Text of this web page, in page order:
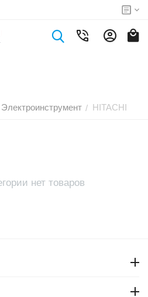
Электроинструмент / HITACHI
нет товаров